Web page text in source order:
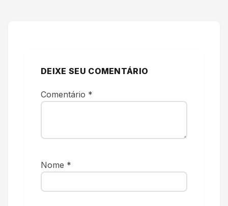
DEIXE SEU COMENTÁRIO
Comentário *
Nome *